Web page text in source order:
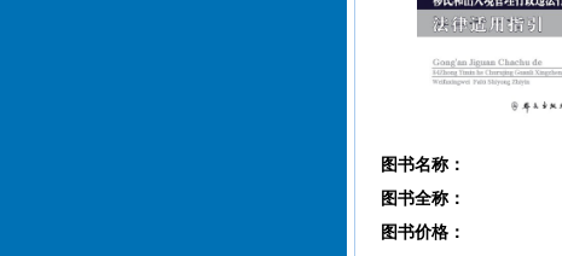
图书名称：
图书全称：
图书价格：